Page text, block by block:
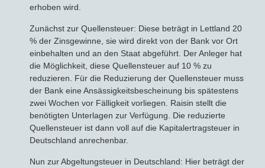
erhoben wird.
Zunächst zur Quellensteuer: Diese beträgt in Lettland 20
% der Zinsgewinne, sie wird direkt von der Bank vor Ort
einbehalten und an den Staat abgeführt. Der Anleger hat
die Möglichkeit, diese Quellensteuer auf 10 % zu
reduzieren. Für die Reduzierung der Quellensteuer muss
der Bank eine Ansässigkeitsbescheinung bis spätestens
zwei Wochen vor Fälligkeit vorliegen. Raisin stellt die
benötigten Unterlagen zur Verfügung. Die reduzierte
Quellensteuer ist dann voll auf die Kapitalertragsteuer in
Deutschland anrechenbar.
Nun zur Abgeltungsteuer in Deutschland: Hier beträgt der